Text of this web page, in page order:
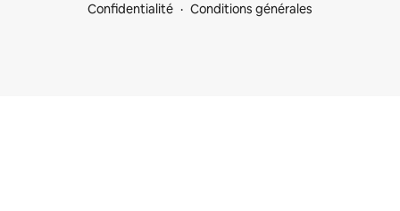
Confidentialité
Conditions générales